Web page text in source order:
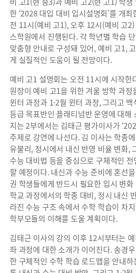
한 ‘2028 대입 대비 입시설명회’를 개
전 11시(예비 고1), 오후 12시(예비 고
스학원에서 진행된다. 각 학년별 학습
맞춤형 안내로 구성돼 있어, 예비 고1,
게 실질적인 도움이 될 전망이다.
예비 고1 설명회는 오전 11시에 시작한
원장이 예비 고1을 위한 겨울 방학 과정
윈터 과정과 1·2월 윈터 과정, 그리고
등급 목표반인 플래티넘반 운영에 대해
지는 2부에서는 김태근 평가이사가
주제로 강연에 나선다. 김 이사는 학종
유불리, 정시에서 내신 반영 비율 변화,
수능 대비법 등을 중심으로 구체적인
할 예정이다. 내신과 수능 준비에 혼선
권 학생들에게 반드시 필요한 입시 변
학교 과정에서의 학종 대비, 정시 내신
라진 수능 구조 속에서 수학 학습이 차
학부모들의 이해를 도울 계획이다.
김태근 이사의 강의 이후 12시부터는
좌 과정에 대한 소개가 이어진다. 송경
한 구체적인 수학 학습 로드맵을 안내